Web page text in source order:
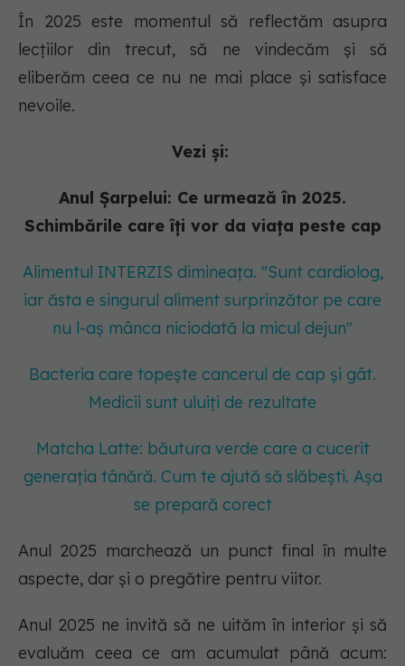
În 2025 este momentul să reflectăm asupra
lecțiilor din trecut, să ne vindecăm și să
eliberăm ceea ce nu ne mai place și satisface
nevoile.
Vezi și:
Anul Șarpelui: Ce urmează în 2025.
Schimbările care îți vor da viața peste cap
Alimentul INTERZIS dimineața. "Sunt cardiolog,
iar ăsta e singurul aliment surprinzător pe care
nu l-aș mânca niciodată la micul dejun"
Bacteria care topește cancerul de cap și gât.
Medicii sunt uluiți de rezultate
Matcha Latte: băutura verde care a cucerit
generația tânără. Cum te ajută să slăbești. Așa
se prepară corect
Anul 2025 marchează un punct final în multe
aspecte, dar și o pregătire pentru viitor.
Anul 2025 ne invită să ne uităm în interior și să
evaluăm ceea ce am acumulat până acum: